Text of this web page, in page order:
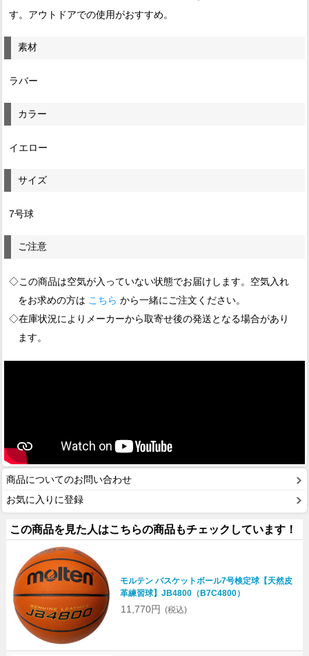
す。アウトドアでの使用がおすすめ。
素材
ラバー
カラー
イエロー
サイズ
7号球
ご注意
◇この商品は空気が入っていない状態でお届けします。空気入れ
をお求めの方は こちら から一緒にご注文ください。
◇在庫状況によりメーカーから取寄せ後の発送となる場合があり
ます。
商品についてのお問い合わせ
お気に入りに登録
この商品を見た人はこちらの商品もチェックしています！
モルテン バスケットボール7号検定球【天然皮
革練習球】JB4800（B7C4800）
11,770円 (税込)